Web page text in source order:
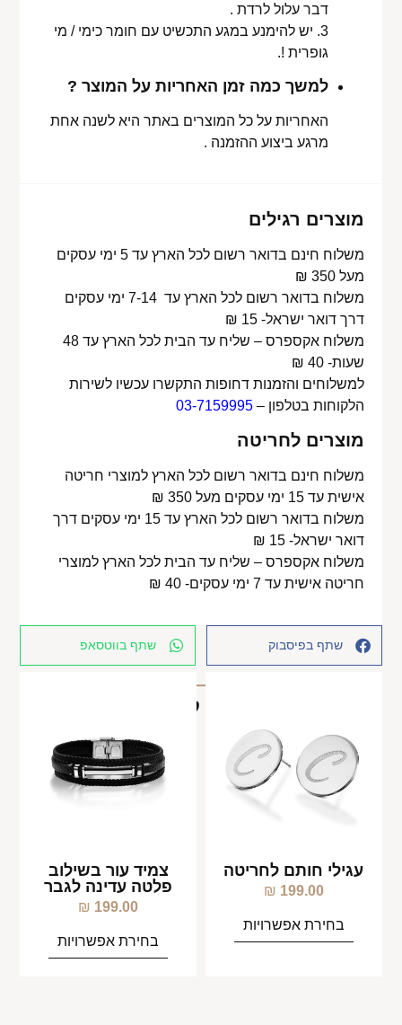
דבר עלול לרדת .
3. יש להימנע במגע התכשיט עם חומר כימי / מי
גופרית !.
למשך כמה זמן האחריות על המוצר ?
האחריות על כל המוצרים באתר היא לשנה אחת
מרגע ביצוע ההזמנה .
מוצרים רגילים
משלוח חינם בדואר רשום לכל הארץ עד 5 ימי עסקים
מעל 350 ₪
משלוח בדואר רשום לכל הארץ עד 7-14 ימי עסקים
דרך דואר ישראל- 15 ₪
משלוח אקספרס – שליח עד הבית לכל הארץ עד 48
שעות- 40 ₪
למשלוחים והזמנות דחופות התקשרו עכשיו לשירות
הלקוחות בטלפון –03-7159995
מוצרים לחריטה
משלוח חינם בדואר רשום לכל הארץ למוצרי חריטה
אישית עד 15 ימי עסקים מעל 350 ₪
משלוח בדואר רשום לכל הארץ עד 15 ימי עסקים דרך
דואר ישראל- 15 ₪
משלוח אקספרס – שליח עד הבית לכל הארץ למוצרי
חריטה אישית עד 7 ימי עסקים- 40 ₪
שתף בפיסבוק שתף בווטסאפ
מוצרים קשורים
עגילי חותם לחריטה
199.00
₪
בחירת אפשרויות
צמיד עור בשילוב
פלטה עדינה לגבר
199.00
₪
בחירת אפשרויות